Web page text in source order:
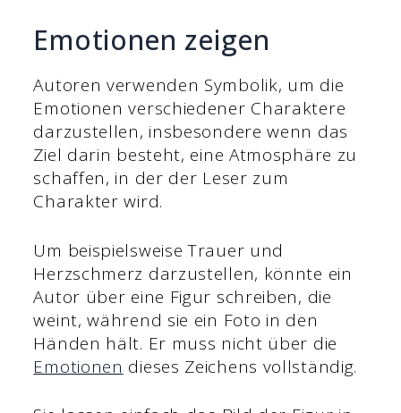
Emotionen zeigen
Autoren verwenden Symbolik, um die
Emotionen verschiedener Charaktere
darzustellen, insbesondere wenn das
Ziel darin besteht, eine Atmosphäre zu
schaffen, in der der Leser zum
Charakter wird.
Um beispielsweise Trauer und
Herzschmerz darzustellen, könnte ein
Autor über eine Figur schreiben, die
weint, während sie ein Foto in den
Händen hält. Er muss nicht über die
Emotionen dieses Zeichens vollständig.